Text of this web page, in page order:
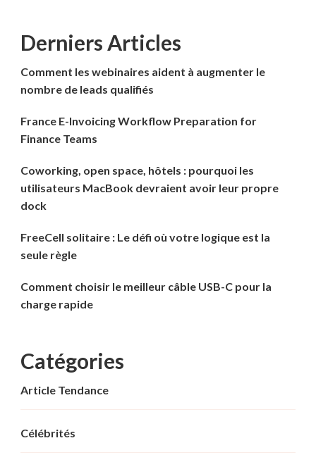
Derniers Articles
Comment les webinaires aident à augmenter le
nombre de leads qualifiés
France E-Invoicing Workflow Preparation for
Finance Teams
Coworking, open space, hôtels : pourquoi les
utilisateurs MacBook devraient avoir leur propre
dock
FreeCell solitaire : Le défi où votre logique est la
seule règle
Comment choisir le meilleur câble USB-C pour la
charge rapide
Catégories
Article Tendance
Célébrités